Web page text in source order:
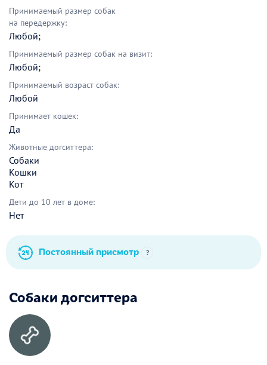
Принимаемый размер собак
на передержку:
Любой;
Принимаемый размер собак на визит:
Любой;
Принимаемый возраст собак:
Любой
Принимает кошек:
Да
Животные догситтера:
Собаки
Кошки
Кот
Дети до 10 лет в доме:
Нет
Постоянный присмотр ?
Собаки догситтера